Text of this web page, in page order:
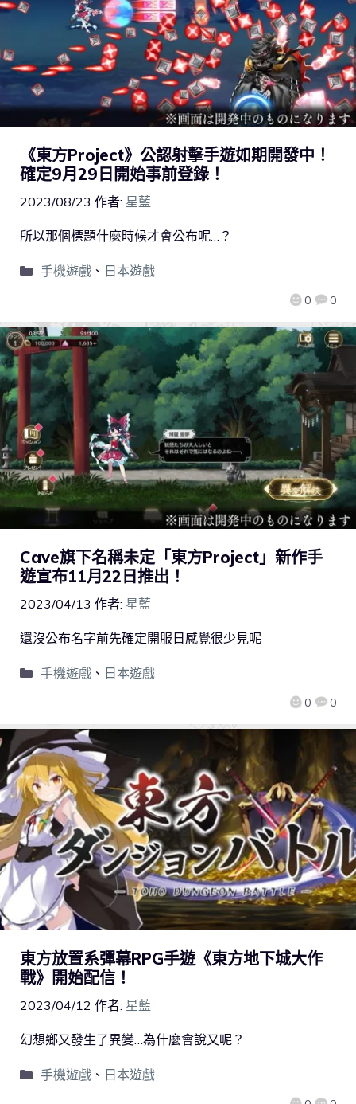
《東方Project》公認射擊手遊如期開發中！
確定9月29日開始事前登錄！
2023/08/23 作者: 星藍
0 0
所以那個標題什麼時候才會公布呢…？
手機遊戲、 日本遊戲
Cave旗下名稱未定「東方Project」新作手
遊宣布11月22日推出！
2023/04/13 作者: 星藍
0 0
還沒公布名字前先確定開服日感覺很少見呢
手機遊戲、 日本遊戲
東方放置系彈幕RPG手遊《東方地下城大作
戰》開始配信！
2023/04/12 作者: 星藍
幻想鄉又發生了異變…為什麼會說又呢？
手機遊戲、 日本遊戲